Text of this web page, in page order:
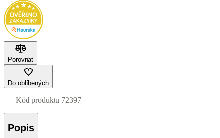
Porovnat
Do oblíbených
Kód produktu 72397
Popis